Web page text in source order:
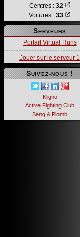
Centres : 32
Voitures : 33
Serveurs
Portail Virtual Runs
Jouer sur le serveur 1
Suivez-nous !
Kligno
Active Fighting Club
Sang & Plomb